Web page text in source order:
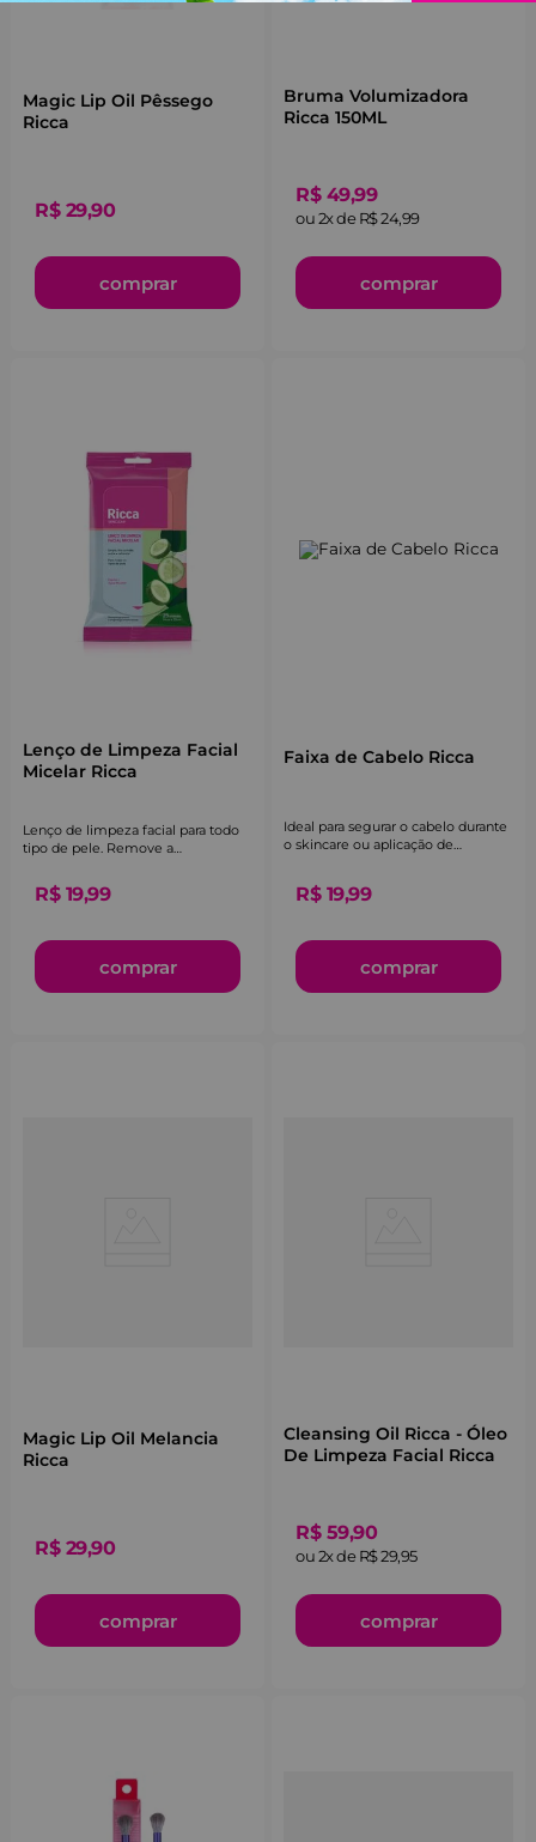
Magic Lip Oil Pêssego
Ricca
R$ 29,90
comprar
Bruma Volumizadora
Ricca 150ML
R$ 49,99
ou2x deR$24,99
comprar
Lenço de Limpeza Facial
Micelar Ricca
Lenço de limpeza facial para todo
tipo de pele. Remove a
prática e ainda hidrata.
R$ 19,99
comprar
Faixa de Cabelo Ricca
Ideal para segurar o cabelo durante
o skincare ou aplicação de
R$ 19,99
comprar
Magic Lip Oil Melancia
Ricca
R$ 29,90
comprar
Cleansing Oil Ricca - Óleo
De Limpeza Facial Ricca
R$ 59,90
ou2x deR$29,95
comprar